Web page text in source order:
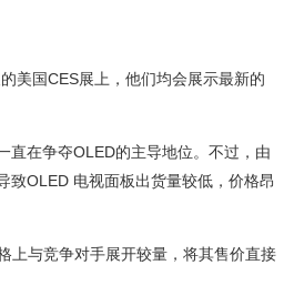
美国CES展上，他们均会展示最新的
直在争夺OLED的主导地位。不过，由
致OLED 电视面板出货量较低，价格昂
上与竞争对手展开较量，将其售价直接